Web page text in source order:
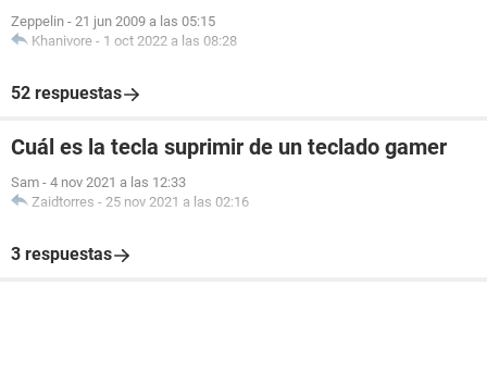
Zeppelin - 21 jun 2009 a las 05:15
Khanivore - 1 oct 2022 a las 08:28
52 respuestas
Cuál es la tecla suprimir de un teclado gamer
Sam - 4 nov 2021 a las 12:33
Zaidtorres - 25 nov 2021 a las 02:16
3 respuestas